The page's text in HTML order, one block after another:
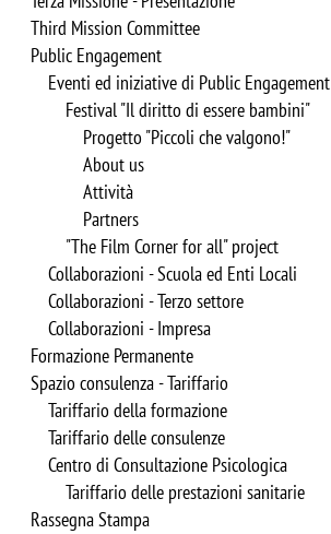
Third Mission Committee
Public Engagement
Eventi ed iniziative di Public Engagement
Festival "Il diritto di essere bambini"
Progetto "Piccoli che valgono!"
About us
Attività
Partners
"The Film Corner for all" project
Collaborazioni - Scuola ed Enti Locali
Collaborazioni - Terzo settore
Collaborazioni - Impresa
Formazione Permanente
Spazio consulenza - Tariffario
Tariffario della formazione
Tariffario delle consulenze
Centro di Consultazione Psicologica
Tariffario delle prestazioni sanitarie
Rassegna Stampa